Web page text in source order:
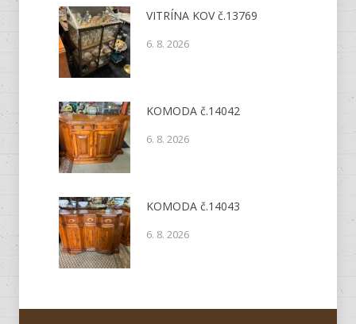
VITRÍNA KOV č.13769
6. 8. 2026
KOMODA č.14042
6. 8. 2026
KOMODA č.14043
6. 8. 2026